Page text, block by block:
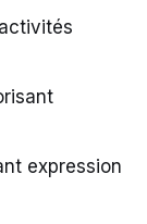
expression